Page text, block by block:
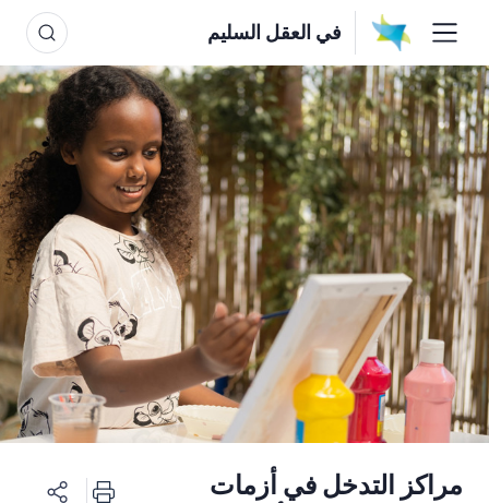
في العقل السليم
مراكز التدخل في أزمات